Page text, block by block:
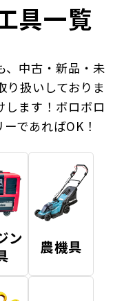
具一覧
、中古・新品・未
扱いしておりま
します！ボロボロ
であればOK！
ン
農機具